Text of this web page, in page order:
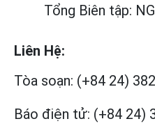
Tổng Biên tập:
Liên Hệ:
Tòa soạn: (+84 24)
Báo điện tử: (+84 24)